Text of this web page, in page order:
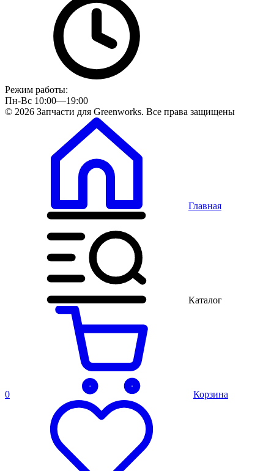
Режим работы:
Пн-Вс 10:00—19:00
© 2026 Запчасти для Greenworks. Все права защищены
Главная
Каталог
0 Корзина